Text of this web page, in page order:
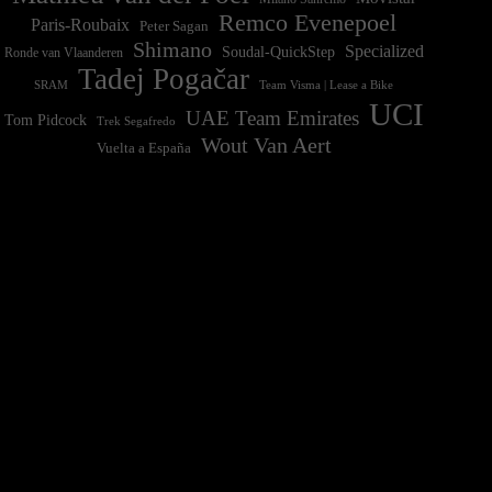
Paris-Roubaix
Peter Sagan Remco Evenepoel
Ronde van Vlaanderen Shimano Soudal-QuickStep Specialized
SRAM Tadej Pogačar Team Visma | Lease a Bike
Tom Pidcock Trek Segafredo UAE Team Emirates UCI
Vuelta a España Wout Van Aert